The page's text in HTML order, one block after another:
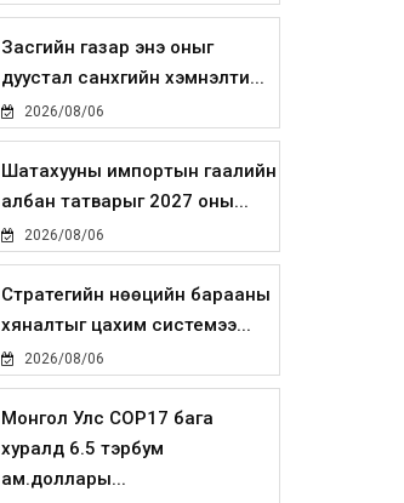
Засгийн газар энэ оныг
дуустал санхүүгийн хэмнэлти...
2026/08/06
Шатахууны импортын гаалийн
албан татварыг 2027 оны...
2026/08/06
Стратегийн нөөцийн барааны
хяналтыг цахим системээ...
2026/08/06
Монгол Улс COP17 бага
хуралд 6.5 тэрбум
ам.доллары...